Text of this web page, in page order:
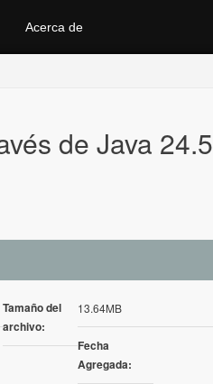
Acerca de
de Java 24.5
Tamaño del
archivo:
13.64MB
Fecha
Agregada: